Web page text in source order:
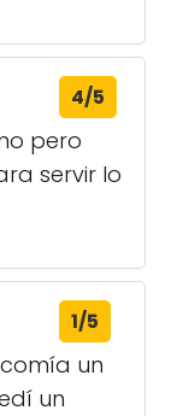
4/5
pero
servir lo
1/5
un
un